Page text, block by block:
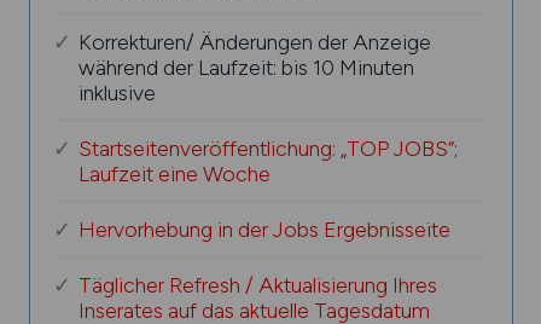
Korrekturen/ Änderungen der Anzeige
während der Laufzeit: bis 10 Minuten
inklusive
Startseitenveröffentlichung: „TOP JOBS“;
Laufzeit eine Woche
Hervorhebung in der Jobs Ergebnisseite
Täglicher Refresh / Aktualisierung Ihres
Inserates auf das aktuelle Tagesdatum